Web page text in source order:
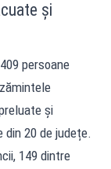
și
persoane
și
20 de județe.
149 dintre